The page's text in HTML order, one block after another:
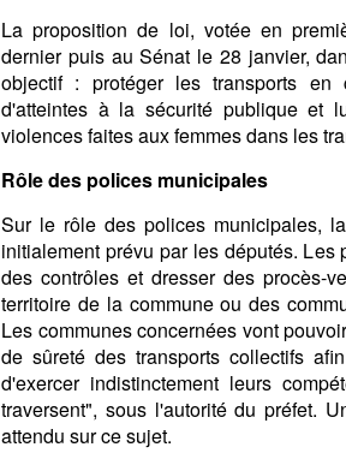
La proposition de loi, votée en
dernier puis au Sénat le 28 janvier,
objectif : protéger les transports en
d'atteintes à la sécurité publique et
violences faites aux femmes dans les
Rôle des polices municipales
Sur le rôle des polices municipales,
initialement prévu par les députés.
des contrôles et dresser des procès-
territoire de la commune ou des
Les communes concernées vont
de sûreté des transports collectifs
d'exercer indistinctement leurs
traversent", sous l'autorité du préfet.
attendu sur ce sujet.